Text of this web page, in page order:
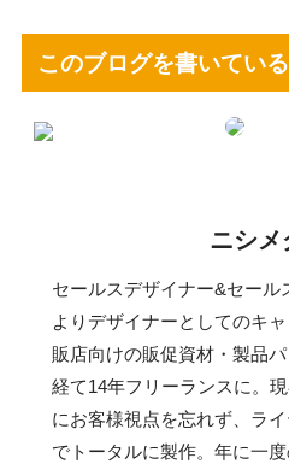
このブログを書いてい
ニシメ
セールスデザイナー&セール
よりデザイナーとしてのキ
販店向けの販促資材・製品
経て14年フリーランスに。
にお客様視点を忘れず、ラ
でトータルに製作。年に一